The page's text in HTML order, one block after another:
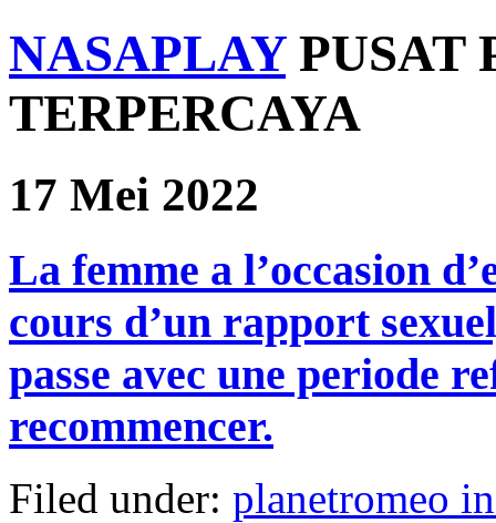
NASAPLAY PUSAT
TERPERCAYA
17 Mei 2022
La femme a l’occasion
cours d’un rapport
passe avec une periode
recommencer.
Filed under: planetromeo